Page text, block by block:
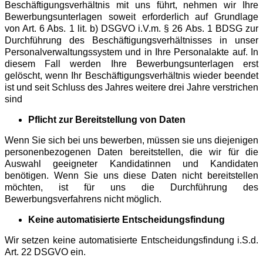
Beschäftigungsverhältnis mit uns führt, nehmen wir Ihre
Bewerbungsunterlagen soweit erforderlich auf Grundlage
von Art. 6 Abs. 1 lit. b) DSGVO i.V.m. § 26 Abs. 1 BDSG zur
Durchführung des Beschäftigungsverhältnisses in unser
Personalverwaltungssystem und in Ihre Personalakte auf. In
diesem Fall werden Ihre Bewerbungsunterlagen erst
gelöscht, wenn Ihr Beschäftigungsverhältnis wieder beendet
ist und seit Schluss des Jahres weitere drei Jahre verstrichen
sind
Pflicht zur Bereitstellung von Daten
Wenn Sie sich bei uns bewerben, müssen sie uns diejenigen
personenbezogenen Daten bereitstellen, die wir für die
Auswahl geeigneter Kandidatinnen und Kandidaten
benötigen. Wenn Sie uns diese Daten nicht bereitstellen
möchten, ist für uns die Durchführung des
Bewerbungsverfahrens nicht möglich.
Keine automatisierte Entscheidungsfindung
Wir setzen keine automatisierte Entscheidungsfindung i.S.d.
Art. 22 DSGVO ein.